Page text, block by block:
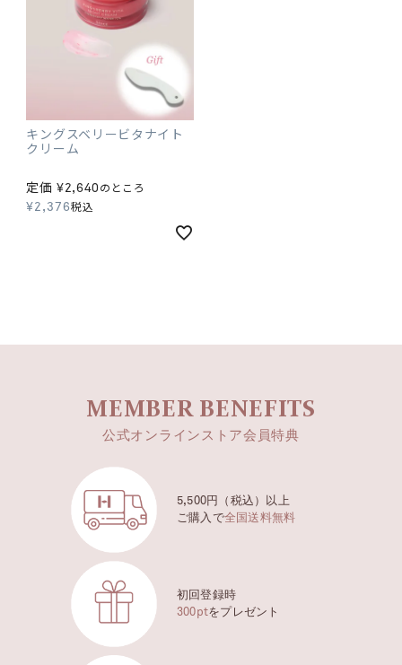
キングスベリービタナイト
クリーム
定価 ¥2,640のところ
¥2,376税込
MEMBER BENEFITS
公式オンラインストア会員特典
5,500円（税込）以上
ご購入で全国送料無料
初回登録時
300ptをプレゼント